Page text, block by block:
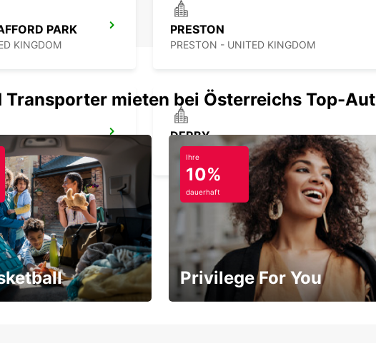
PARK
KINGDOM
PRESTON
PRESTON - UNITED KINGDOM
DERBY
DERBY - UNITED KINGDOM
Transporter mieten bei Österreichs Top-
Ihre
10%
dauerhaft
Privilege For You